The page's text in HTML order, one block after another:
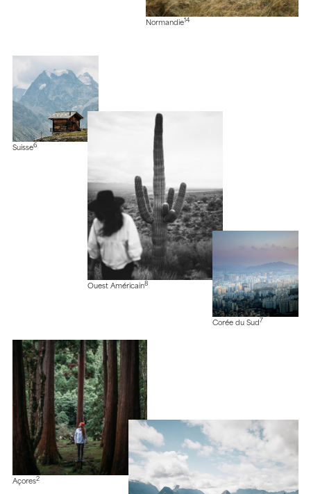
Normandie14
Suisse6
Ouest Américain8
Corée du Sud 7
Açores2